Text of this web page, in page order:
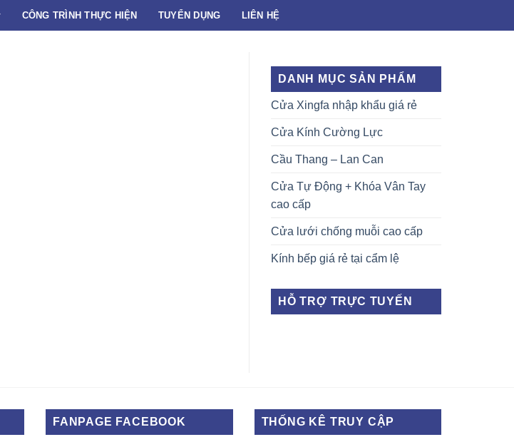
CÔNG TRÌNH THỰC HIỆN TUYỂN DỤNG LIÊN HỆ
DANH MỤC SẢN PHẨM
Cửa Xingfa nhập khẩu giá rẻ
Cửa Kính Cường Lực
Cầu Thang – Lan Can
Cửa Tự Động + Khóa Vân Tay
cao cấp
Cửa lưới chống muỗi cao cấp
Kính bếp giá rẻ tại cẩm lệ
HỖ TRỢ TRỰC TUYẾN
FANPAGE FACEBOOK THỐNG KÊ TRUY CẬP